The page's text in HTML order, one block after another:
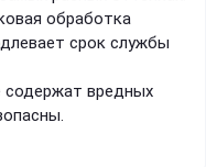
обработка
срок службы
содержат вредных